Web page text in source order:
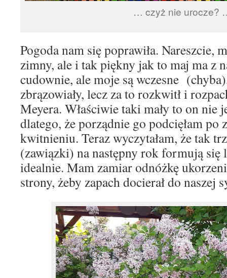
… czyż nie urocze?
Pogoda nam się poprawiła. Nareszcie,
zimny, ale i tak piękny jak to maj ma z
cudownie, ale moje są wczesne
zbrązowiały, lecz za to rozkwitł i
Meyera. Właściwie taki mały to on nie
dlatego, że porządnie go podcięłam po
kwitnieniu. Teraz wyczytałam, że tak
(zawiązki) na następny rok formują się
idealnie. Mam zamiar odnóżkę
strony, żeby zapach docierał do naszej